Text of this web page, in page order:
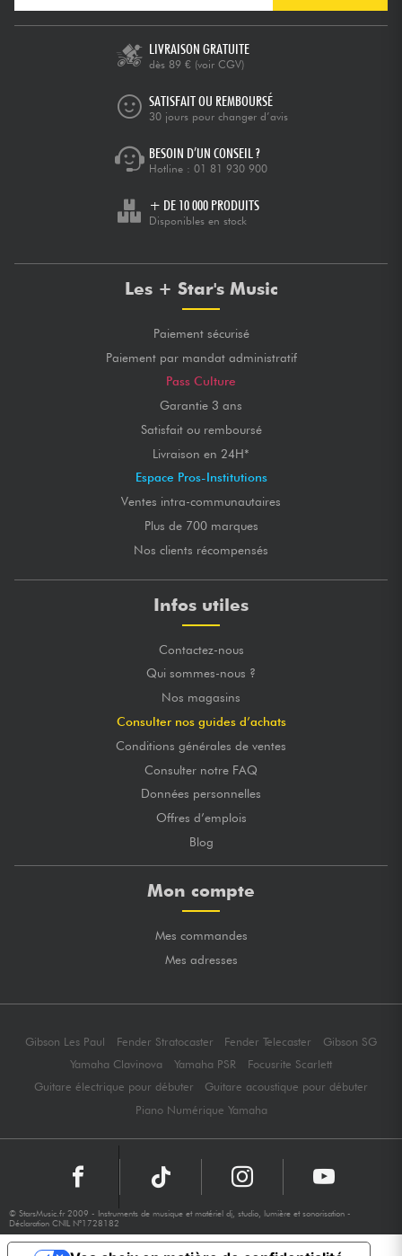
LIVRAISON GRATUITE
dès 89 € (voir CGV)
SATISFAIT OU REMBOURSÉ
30 jours pour changer d’avis
BESOIN D’UN CONSEIL ?
Hotline : 01 81 930 900
+ DE 10 000 PRODUITS
Disponibles en stock
Les + Star's Music
Paiement sécurisé
Paiement par mandat administratif
Pass Culture
Garantie 3 ans
Satisfait ou remboursé
Livraison en 24H*
Espace Pros-Institutions
Ventes intra-communautaires
Plus de 700 marques
Nos clients récompensés
Infos utiles
Contactez-nous
Qui sommes-nous ?
Nos magasins
Consulter nos guides d’achats
Conditions générales de ventes
Consulter notre FAQ
Données personnelles
Offres d’emplois
Blog
Mon compte
Mes commandes
Mes adresses
Gibson Les Paul Fender Stratocaster Fender Telecaster
Gibson SG
Yamaha Clavinova
Yamaha PSR
Focusrite Scarlett
Guitare électrique pour débuter
Guitare acoustique pour débuter
Piano Numérique Yamaha
© StarsMusic.fr 2009 - Instruments de musique et matériel dj, studio, lumière et sonorisation -
Déclaration CNIL N°1728182